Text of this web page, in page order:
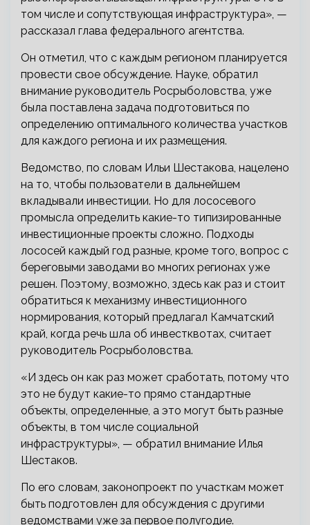
том числе и сопутствующая инфраструктура», —
рассказал глава федерального агентства.
Он отметил, что с каждым регионом планируется
провести свое обсуждение. Науке, обратил
внимание руководитель Росрыболовства, уже
была поставлена задача подготовиться по
определению оптимального количества участков
для каждого региона и их размещения.
Ведомство, по словам Ильи Шестакова, нацелено
на то, чтобы пользователи в дальнейшем
вкладывали инвестиции. Но для лососевого
промысла определить какие-то типизированные
инвестиционные проекты сложно. Подходы
лососей каждый год разные, кроме того, вопрос с
береговыми заводами во многих регионах уже
решен. Поэтому, возможно, здесь как раз и стоит
обратиться к механизму инвестиционного
нормирования, который предлагал Камчатский
край, когда речь шла об инвестквотах, считает
руководитель Росрыболовства.
«И здесь он как раз может сработать, потому что
это не будут какие-то прямо стандартные
объекты, определенные, а это могут быть разные
объекты, в том числе социальной
инфраструктуры», — обратил внимание Илья
Шестаков.
По его словам, законопроект по участкам может
быть подготовлен для обсуждения с другими
ведомствами уже за первое полугодие.